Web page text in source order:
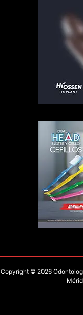
Copyright © 2026